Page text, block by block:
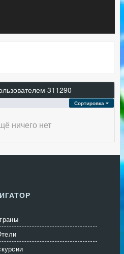
311290
Сортировка
ничего нет